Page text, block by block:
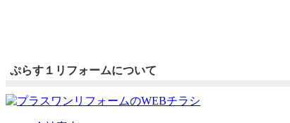
ぷらす１リフォームについて